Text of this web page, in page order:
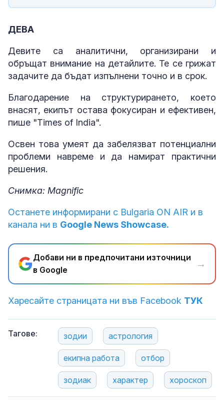
ДЕВА
Девите са аналитични, организирани и
обръщат внимание на детайлите. Те се грижат
задачите да бъдат изпълнени точно и в срок.
Благодарение на структурирането, което
внасят, екипът остава фокусиран и ефективен,
пише "Times of India".
Освен това умеят да забелязват потенциални
проблеми навреме и да намират практични
решения.
Снимка: Magnific
Останете информирани с Bulgaria ON AIR и в
канала ни в Google News Showcase.
Добави ни в предпочитани източници
в Google
→
Харесайте страницата ни във Facebook ТУК
Тагове: зодии астрология
екипна работа отбор
зодиак характер хороскоп